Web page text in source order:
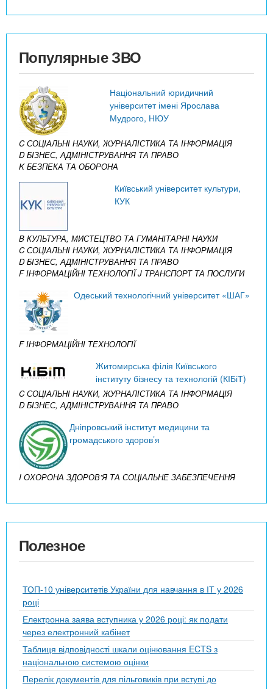
Популярные ЗВО
Національний юридичний
університет імені Ярослава
Мудрого, НЮУ
C СОЦІАЛЬНІ НАУКИ, ЖУРНАЛІСТИКА ТА ІНФОРМАЦІЯ
D БІЗНЕС, АДМІНІСТРУВАННЯ ТА ПРАВО
K БЕЗПЕКА ТА ОБОРОНА
Київський університет культури,
КУК
B КУЛЬТУРА, МИСТЕЦТВО ТА ГУМАНІТАРНІ НАУКИ
C СОЦІАЛЬНІ НАУКИ, ЖУРНАЛІСТИКА ТА ІНФОРМАЦІЯ
D БІЗНЕС, АДМІНІСТРУВАННЯ ТА ПРАВО
F ІНФОРМАЦІЙНІ ТЕХНОЛОГІЇJ ТРАНСПОРТ ТА ПОСЛУГИ
Одеський технологічний університет «ШАГ»
F ІНФОРМАЦІЙНІ ТЕХНОЛОГІЇ
Житомирська філія Київського
інституту бізнесу та технологій (КІБіТ)
C СОЦІАЛЬНІ НАУКИ, ЖУРНАЛІСТИКА ТА ІНФОРМАЦІЯ
D БІЗНЕС, АДМІНІСТРУВАННЯ ТА ПРАВО
Дніпровський інститут медицини та
громадського здоров’я
I ОХОРОНА ЗДОРОВ’Я ТА СОЦІАЛЬНЕ ЗАБЕЗПЕЧЕННЯ
Полезное
ТОП-10 університетів України для навчання в ІТ у 2026
році
Електронна заява вступника у 2026 році: як подати
через електронний кабінет
Таблиця відповідності шкали оцінювання ECTS з
національною системою оцінки
Перелік документів для пільговиків при вступі до